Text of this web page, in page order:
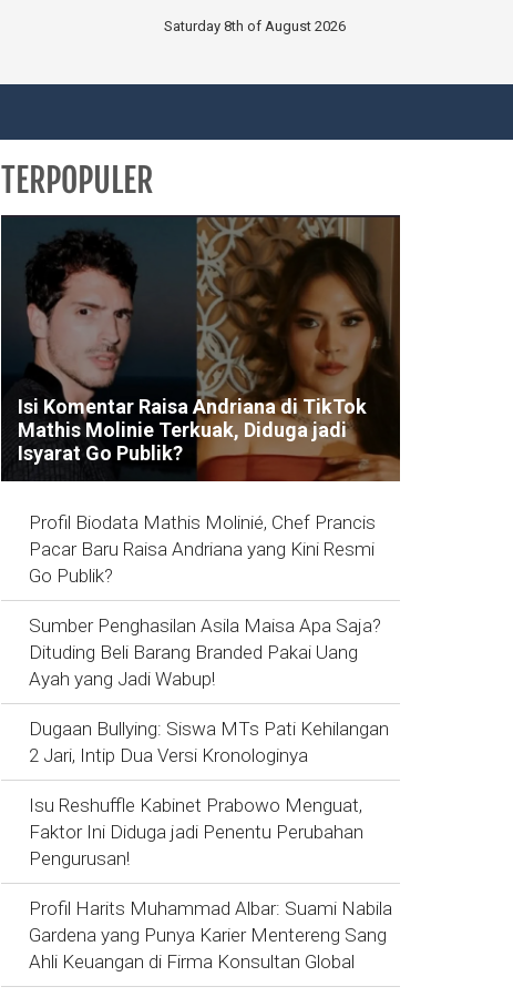
Saturday 8th of August 2026
TERPOPULER
Isi Komentar Raisa Andriana di TikTok
Mathis Molinie Terkuak, Diduga jadi
Isyarat Go Publik?
Profil Biodata Mathis Molinié, Chef Prancis
Pacar Baru Raisa Andriana yang Kini Resmi
Go Publik?
Sumber Penghasilan Asila Maisa Apa Saja?
Dituding Beli Barang Branded Pakai Uang
Ayah yang Jadi Wabup!
Dugaan Bullying: Siswa MTs Pati Kehilangan
2 Jari, Intip Dua Versi Kronologinya
Isu Reshuffle Kabinet Prabowo Menguat,
Faktor Ini Diduga jadi Penentu Perubahan
Pengurusan!
Profil Harits Muhammad Albar: Suami Nabila
Gardena yang Punya Karier Mentereng Sang
Ahli Keuangan di Firma Konsultan Global